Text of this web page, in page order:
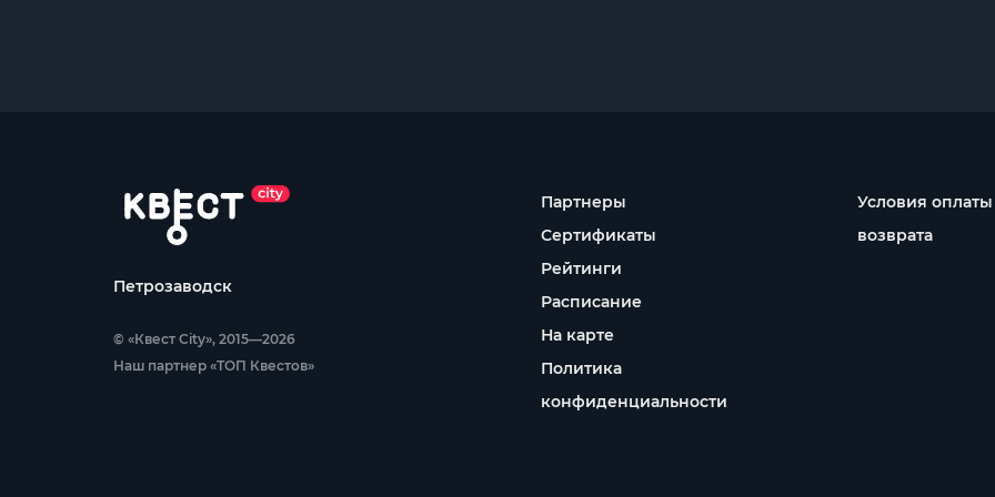
Петрозаводск
© «Квест City», 2015—2026
Наш партнер «ТОП Квестов»
Партнеры
Сертификаты
Рейтинги
Расписание
На карте
Политика
конфиденциальности
Условия
возврата